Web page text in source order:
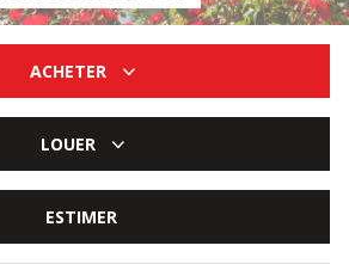
ACHETER
LOUER
ESTIMER